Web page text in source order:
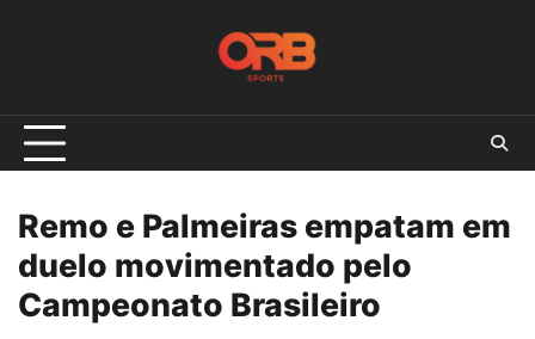
Remo e Palmeiras empatam em
duelo movimentado pelo
Campeonato Brasileiro